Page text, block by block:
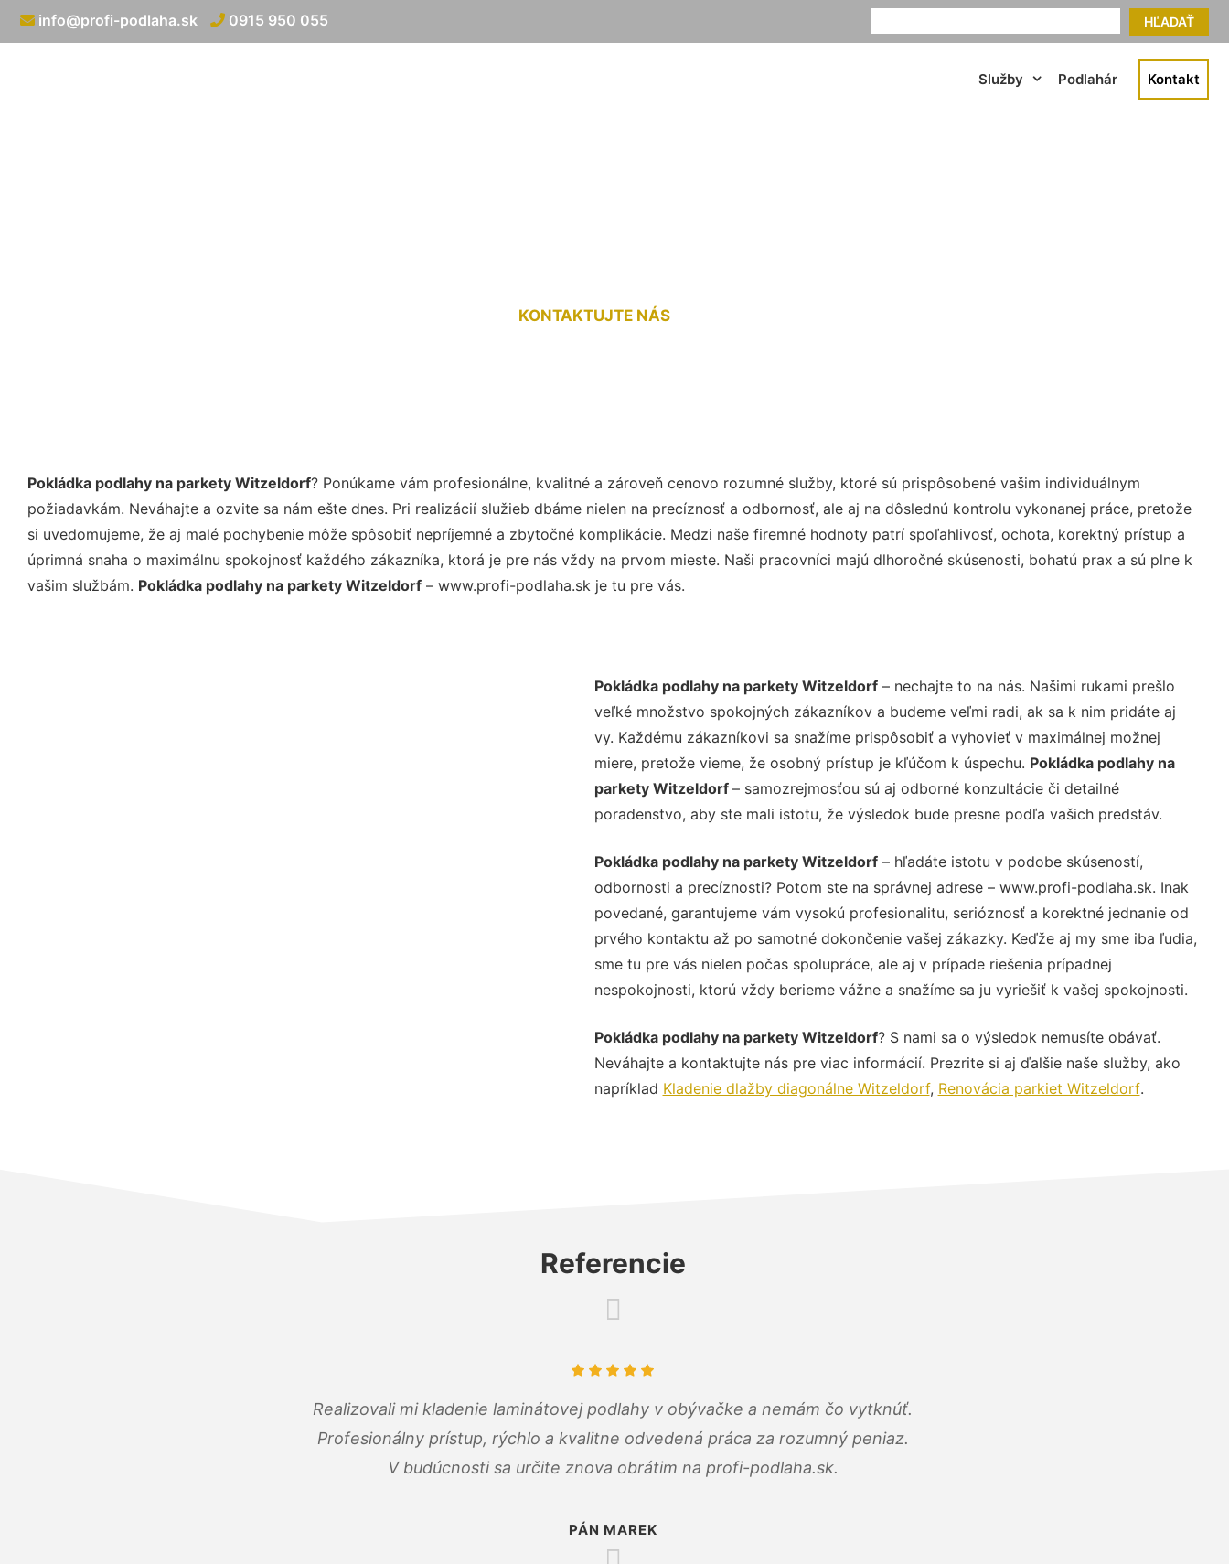
HĽADAŤ
info@profi-podlaha.sk 0915 950 055
Služby Podlahár Kontakt
KONTAKTUJTE NÁS
Pokládka podlahy na parkety Witzeldorf? Ponúkame vám profesionálne, kvalitné a zároveň cenovo rozumné služby, ktoré sú prispôsobené vašim individuálnym
požiadavkám. Neváhajte a ozvite sa nám ešte dnes. Pri realizácií služieb dbáme nielen na precíznosť a odbornosť, ale aj na dôslednú kontrolu vykonanej práce, pretože
si uvedomujeme, že aj malé pochybenie môže spôsobiť nepríjemné a zbytočné komplikácie. Medzi naše firemné hodnoty patrí spoľahlivosť, ochota, korektný prístup a
úprimná snaha o maximálnu spokojnosť každého zákazníka, ktorá je pre nás vždy na prvom mieste. Naši pracovníci majú dlhoročné skúsenosti, bohatú prax a sú plne k
vašim službám. Pokládka podlahy na parkety Witzeldorf – www.profi-podlaha.sk je tu pre vás.
Pokládka podlahy na parkety Witzeldorf– nechajte to na nás. Našimi rukami prešlo
veľké množstvo spokojných zákazníkov a budeme veľmi radi, ak sa k nim pridáte aj
vy. Každému zákazníkovi sa snažíme prispôsobiť a vyhovieť v maximálnej možnej
miere, pretože vieme, že osobný prístup je kľúčom k úspechu. Pokládka podlahy na
parkety Witzeldorf – samozrejmosťou sú aj odborné konzultácie či detailné
poradenstvo, aby ste mali istotu, že výsledok bude presne podľa vašich predstáv.
Pokládka podlahy na parkety Witzeldorf– hľadáte istotu v podobe skúseností,
odbornosti a precíznosti? Potom ste na správnej adrese – www.profi-podlaha.sk. Inak
povedané, garantujeme vám vysokú profesionalitu, serióznosť a korektné jednanie od
prvého kontaktu až po samotné dokončenie vašej zákazky. Keďže aj my sme iba ľudia,
sme tu pre vás nielen počas spolupráce, ale aj v prípade riešenia prípadnej
nespokojnosti, ktorú vždy berieme vážne a snažíme sa ju vyriešiť k vašej spokojnosti.
Pokládka podlahy na parkety Witzeldorf? S nami sa o výsledok nemusíte obávať.
Neváhajte a kontaktujte nás pre viac informácií. Prezrite si aj ďalšie naše služby, ako
napríklad Kladenie dlažby diagonálne Witzeldorf, Renovácia parkiet Witzeldorf.
Referencie
Realizovali mi kladenie laminátovej podlahy v obývačke a nemám čo vytknúť.
Profesionálny prístup, rýchlo a kvalitne odvedená práca za rozumný peniaz.
V budúcnosti sa určite znova obrátim na profi-podlaha.sk.
PÁN MAREK